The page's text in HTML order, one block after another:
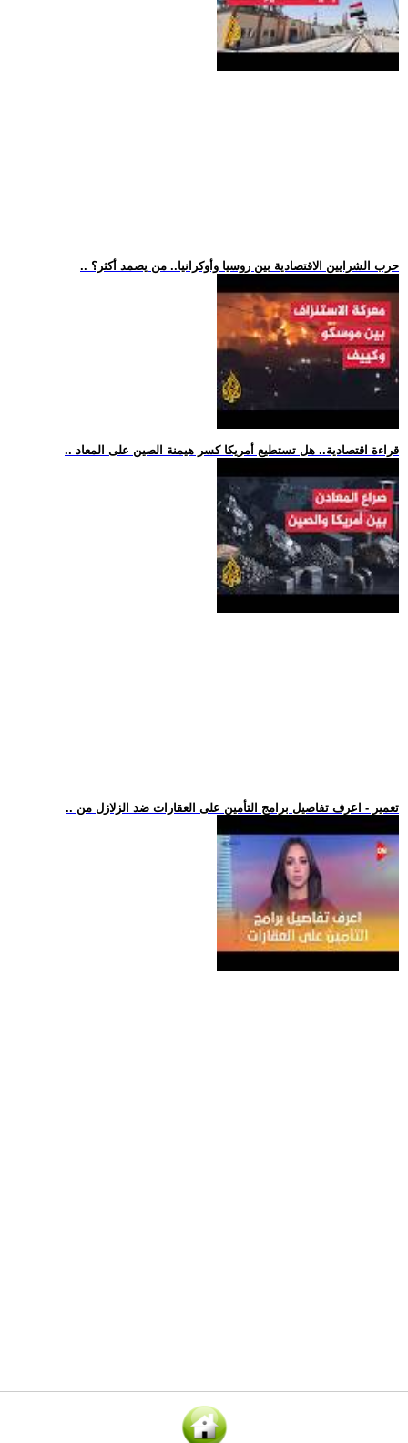
.. حرب الشرايين الاقتصادية بين روسيا وأوكرانيا.. من يصمد أكثر؟
.. قراءة اقتصادية.. هل تستطيع أمريكا كسر هيمنة الصين على المعاد
.. تعمير - اعرف تفاصيل برامج التأمين على العقارات ضد الزلازل من